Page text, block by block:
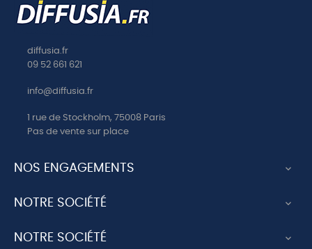
diffusia.fr
09 52 661 621
info@diffusia.fr
1 rue de Stockholm, 75008 Paris
Pas de vente sur place
NOS ENGAGEMENTS 
NOTRE SOCIÉTÉ 
NOTRE SOCIÉTÉ 